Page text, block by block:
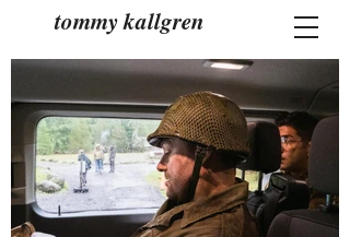
tommy kallgren